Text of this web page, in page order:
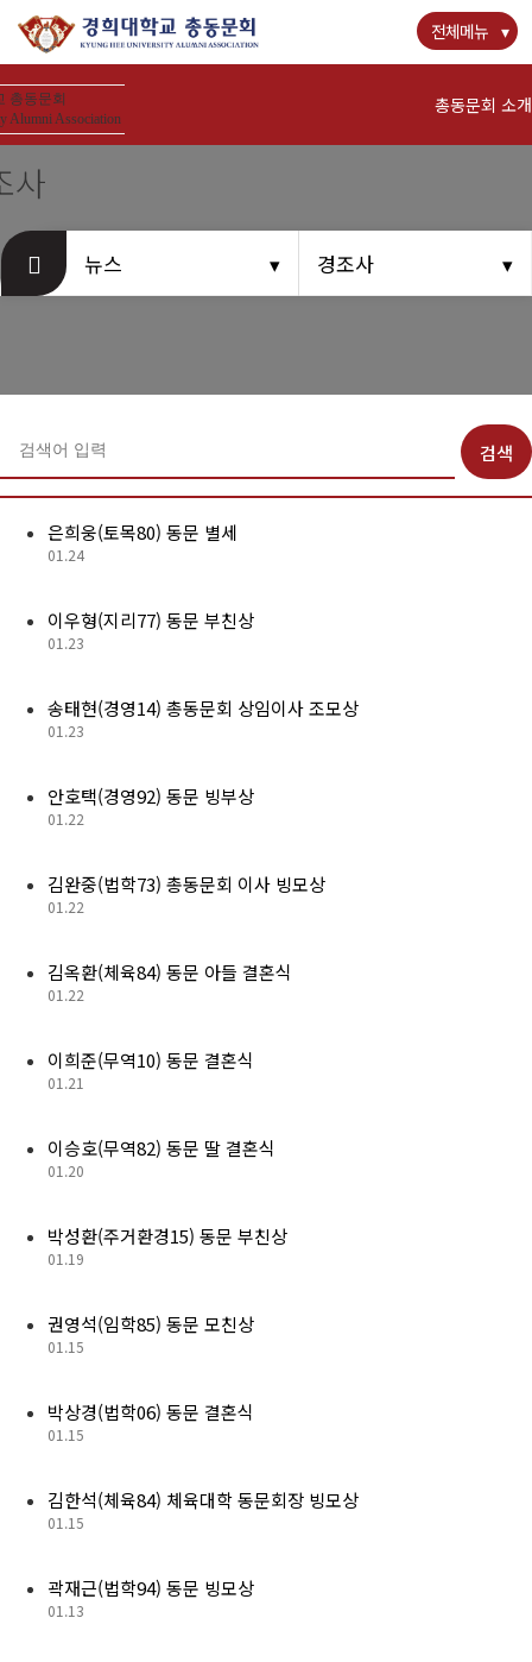
전체메뉴
총동문회 소개
뉴스
동문우대업체
총동문회
Alumni Association
사
뉴스 경조사
검색
은희웅(토목80) 동문 별세
01.24
이우형(지리77) 동문 부친상
01.23
송태현(경영14) 총동문회 상임이사 조모상
01.23
안호택(경영92) 동문 빙부상
01.22
김완중(법학73) 총동문회 이사 빙모상
01.22
김옥환(체육84) 동문 아들 결혼식
01.22
이희준(무역10) 동문 결혼식
01.21
이승호(무역82) 동문 딸 결혼식
01.20
박성환(주거환경15) 동문 부친상
01.19
권영석(임학85) 동문 모친상
01.15
박상경(법학06) 동문 결혼식
01.15
김한석(체육84) 체육대학 동문회장 빙모상
01.15
곽재근(법학94) 동문 빙모상
01.13